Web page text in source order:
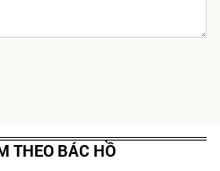
THEO BÁC HỒ